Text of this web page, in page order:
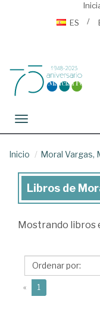
ES
Toggle navigation
Inicio Moral Vargas,
Libros
Moral
Marta
del
Libros de
Mostrando libros
« 1